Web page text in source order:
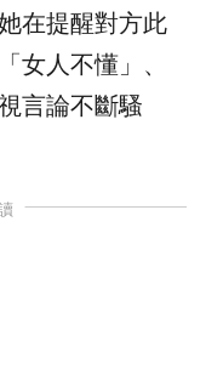
在提醒對方此
女人不懂」、
言論不斷騷